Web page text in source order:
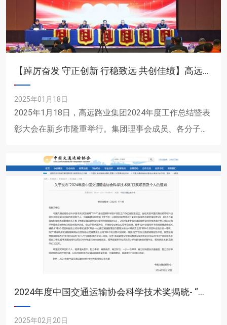
【踔厉奋发 守正创新 行稳致远 共创佳绩】高远路业集团2024年度工作总结暨表彰大会
2025年01月18日
2025年1月18日，高远路业集团2024年度工作总结暨表
彰大会在新乡市隆重举行。集团理事会成员、各分子公
2024年度中国交通运输协会科学技术奖揭晓- “路面长周期智能维养技术、装备研发及产业化应用”项目荣获二等奖
2025年02月20日